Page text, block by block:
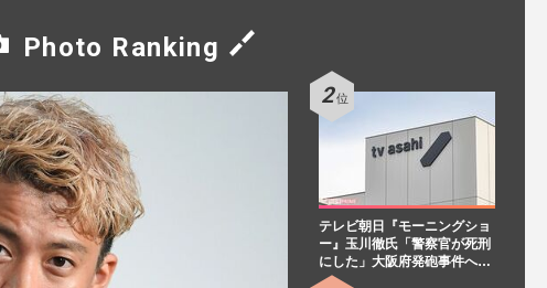
Photo Ranking
テレビ朝日『モーニングショ
ー』玉川徹氏「警察官が死刑
にした」大阪府発砲事件へ…